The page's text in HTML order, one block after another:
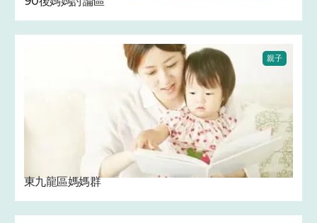
親子
東九龍區媽媽群 ‍